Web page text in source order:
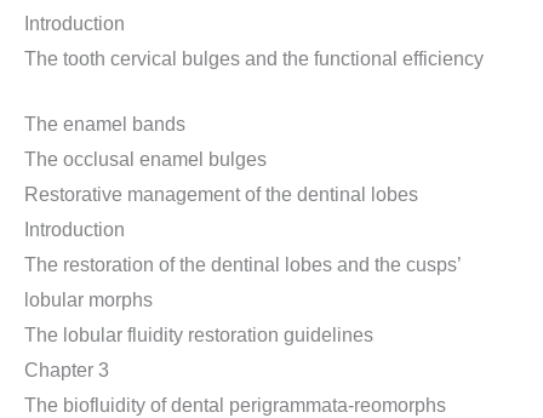
Introduction
The tooth cervical bulges and the functional efficiency
The enamel bands
The occlusal enamel bulges
Restorative management of the dentinal lobes
Introduction
The restoration of the dentinal lobes and the cusps’
lobular morphs
The lobular fluidity restoration guidelines
Chapter 3
The biofluidity of dental perigrammata-reomorphs